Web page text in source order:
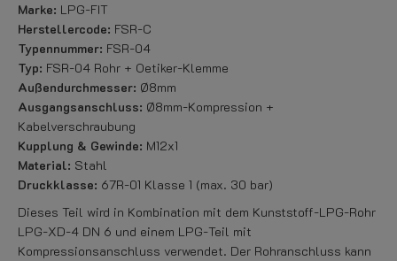
Marke: LPG-FIT
Herstellercode: FSR-C
Typennummer: FSR-04
Typ: FSR-04 Rohr + Oetiker-Klemme
Außendurchmesser: Ø8mm
Ausgangsanschluss: Ø8mm-Kompression +
Kabelverschraubung
Kupplung & Gewinde: M12x1
Material: Stahl
Druckklasse: 67R-01 Klasse 1 (max. 30 bar)
Dieses Teil wird in Kombination mit dem Kunststoff-LPG-Rohr
LPG-XD-4 DN 6 und einem LPG-Teil mit
Kompressionsanschluss verwendet. Der Rohranschluss kann